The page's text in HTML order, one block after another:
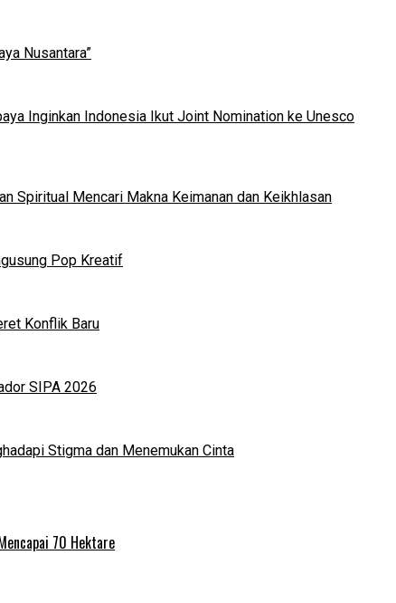
Nusantara”
Inginkan Indonesia Ikut Joint Nomination ke Unesco
Spiritual Mencari Makna Keimanan dan Keikhlasan
Pop Kreatif
Konflik Baru
SIPA 2026
Stigma dan Menemukan Cinta
70 Hektare